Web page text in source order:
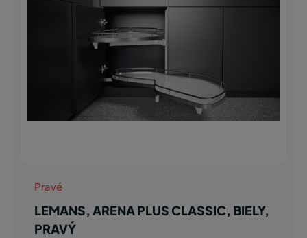
Pravé
LEMANS, ARENA PLUS CLASSIC, BIELY,
PRAVÝ